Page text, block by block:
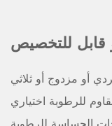
قابل للتخصيص
أو مزدوج أو ثلاثي
للرطوبة اختياري